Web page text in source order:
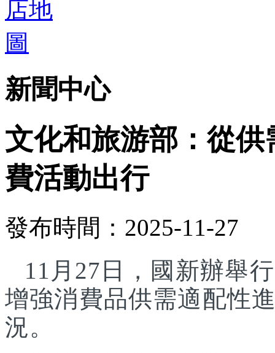
新聞中心
文化和旅游部：從
費活動出行
發布時間：2025-11-27
11月27日，國新辦舉
增強消費品供需適配性
況。